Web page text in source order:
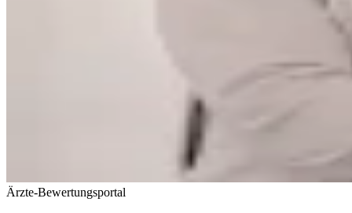
Ärzte-Bewertungsportal